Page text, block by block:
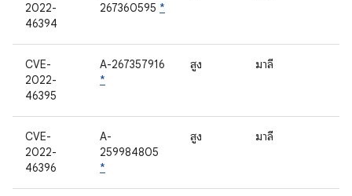
2022-
46394
267360595 *
CVE-
2022-
46395
A-267357916
*
สูง มาลี
CVE-
2022-
46396
A-
259984805
*
สูง มาลี